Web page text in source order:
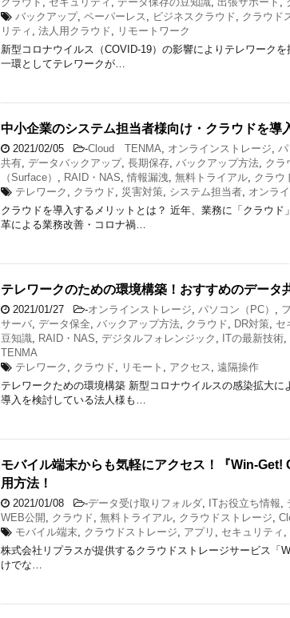
バックアップ, ペーパーレス , ビジネスクラウド, クラウド
リティ , 法人用クラウド, リモートワーク
新型コロナウイルス（COVID-19）の影響によりテレワーク
一環としてテレワークが…
中小企業のシステム担当者様向け・クラウドを導
2021/02/05 -Cloud TENMA, オンラインストレージ, パ
共有, データバックアップ, 長期保存, バックアップ方法, クラ
（Surface） , RAID・NAS, 情報漏洩, 無料トライアル, クラウ
テレワーク , クラウド, 災害対策, システム担当者, オンラ
クラウドを導入するメリットとは？ 近年、業務に「クラウ
革による業務改善・コロナ禍…
テレワークのための環境構築！おすすめのデータ
2021/01/27 -オンラインストレージ, パソコン（PC） ,
サーバ, データ保全, バックアップ方法, クラウド, DR対策, セ
豆知識, RAID・NAS, デジタルフォレンジック , ITの最新技術,
TENMA
テレワーク , クラウド, リモート , アクセス , 遠隔操作
テレワークための環境構築 新型コロナウイルスの感染拡大
導入を検討している法人様も…
モバイル端末からも気軽にアクセス！『Win-
用方法！
2021/01/08 -データ受け取りフォルダ, ITお役立ち情報,
WEB公開 , クラウド, 無料トライアル, クラウドストレージ,
モバイル端末, クラウドストレージ, アプリ , セキュリティ ,
株式会社リプラスが提供するクラウドストレージサービス「
けでな…